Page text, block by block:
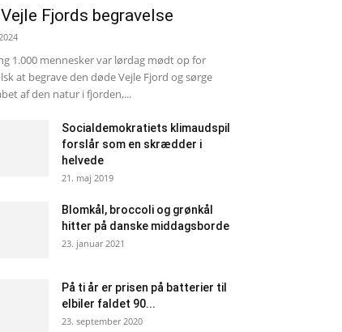
Fjords begravelse
1.000 mennesker var lørdag mødt op for
at begrave den døde Vejle Fjord og sørge
af den natur i fjorden,...
Socialdemokratiets klimaudspil
forslår som en skrædder i
helvede
21. maj 2019
Blomkål, broccoli og grønkål
hitter på danske middagsborde
23. januar 2021
På ti år er prisen på batterier til
elbiler faldet 90...
23. september 2020